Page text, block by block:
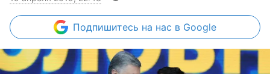
Подпишитесь на нас в Google